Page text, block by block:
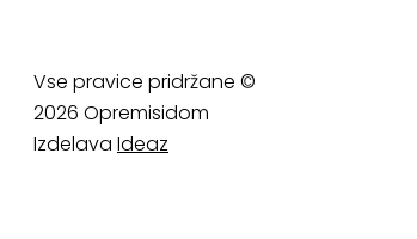
Vse pravice pridržane ©
2026 Opremisidom
Izdelava Ideaz